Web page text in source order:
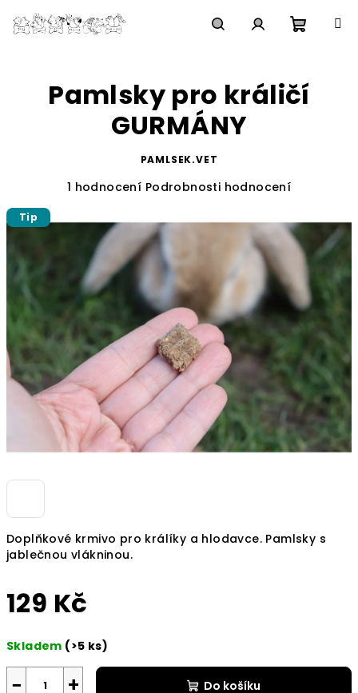
na
obsah
košík
Doplňkové krmivo pro králíky a hlodavce. Pamlsky s
jablečnou vlákninou.
129 Kč
cena:
Skladem (>5 ks)
+
− Do košíku
Pamlsky pro králičí
GURMÁNY
PAMLSEK.VET
Průměrné
produktu
5
hvězdiček.
1 hodnocení Podrobnosti hodnocení
Tip